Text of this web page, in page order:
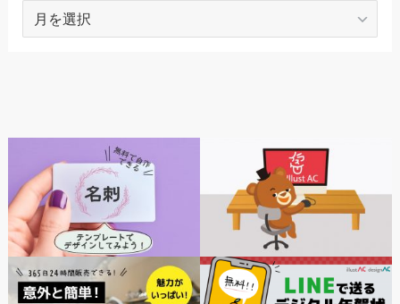
ARCHIVES